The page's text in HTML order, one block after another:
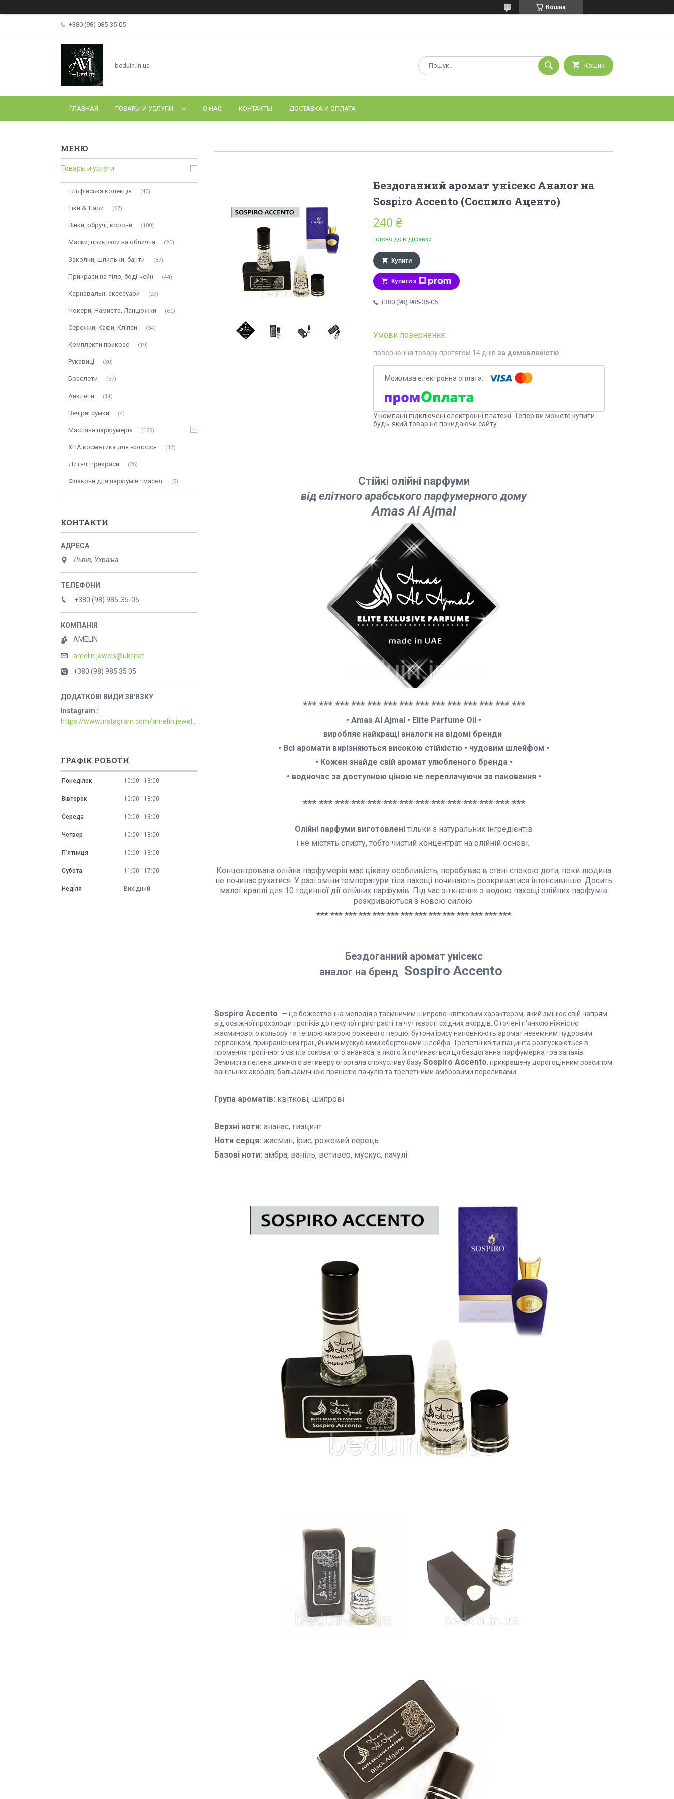
Кошик
+380 (98) 985-35-05
beduin.in.ua Кошик
ГЛАВНАЯ ТОВАРЫ И УСЛУГИ О НАС КОНТАКТЫ ДОСТАВКА И ОПЛАТА
Бездоганний аромат унісекс Аналог на
Sospiro Accento (Соспило Аценто)
240 ₴
Готово до відправки
Купити
Купити з
+380 (98) 985-35-05
повернення товару протягом 14 днів за домовленістю
У компанії підключені електронні платежі. Тепер ви можете купити
будь-який товар не покидаючи сайту.
Стійкі олійні парфуми
від елітного арабського парфумерного дому
Amas Al Ajmal
*** *** *** *** *** *** *** *** *** *** *** *** *** ***
• Amas Al Ajmal • Elite Parfume Oil •
виробляє найкращі аналоги на відомі бренди
• Всі аромати вирізняються високою стійкістю • чудовим шлейфом •
• Кожен знайде свій аромат улюбленого бренда •
• водночас за доступною ціною не переплачуючи за паковання •
*** *** *** *** *** *** *** *** *** *** *** *** *** ***
Олійні парфуми виготовлені тільки з натуральних інгредієнтів
і не містять спирту, тобто чистий концентрат на олійній основі.
Концентрована олійна парфумерія має цікаву особливість, перебуває в стані спокою доти, поки людина
не починає рухатися. У разі зміни температури тіла пахощі починають розкриватися інтенсивніше. Досить
малої краплі для 10 годинної дії олійних парфумів. Під час зіткнення з водою пахощі олійних парфумів
розкриваються з новою силою.
*** *** *** *** *** *** *** *** *** *** *** *** *** ***
Бездоганний аромат унісекс
аналог на бренд Sospiro Accento
Sospiro Accento
— це божественна мелодія з таємничим шипрово-квітковим характером, який змінює свій напрям
від освіжної прохолоди тропіків до пекучої пристрасті та чуттєвості східних акордів. Оточені п'янкою ніжністю
жасминового кольору та теплою хмарою рожевого перцю, бутони ірису наповнюють аромат неземним пудровим
серпанком, прикрашеним граційними мускусними обертонами шлейфа. Трепетні квіти гіацинта розпускаються в
променях тропічного світла соковитого ананаса, з якого й починається ця бездоганна парфумерна гра запахів.
Землиста пелена димного ветиверу огортала спокусливу базуSospiro Accento, прикрашену дорогоцінним розсипом
ванільних акордів, бальзамічною пряністю пачулів та трепетними амбровими переливами.
Група ароматів: квіткові, шипрові
Верхні ноти: ананас, гиацинт
Ноти серця: жасмин, ірис, рожевий перець
Базові ноти: амбра, ваніль, ветивер, мускус, пачулі
Товары и услуги
Ельфійська колекція 40
Тіки & Тіари 67
Вінки, обручі, корони 100
Маски, прикраси на обличчя 20
Заколки, шпильки, банти 87
Прикраси на тіло, боді-чейн 44
Карнавальні аксесуари 29
Чокери, Намиста, Ланцюжки 60
Сережки, Кафи, Кліпси 34
Комплекти прикрас 19
Рукавиці 30
Браслети 37
Анклети 11
Вечірні сумки 4
Масляна парфумерія 139
ХНА косметика для волосся 12
Дитячі прикраси 26
Флакони для парфумів і масел 5
КОНТАКТИ
Львів, Україна
+380 (98) 985-35-05
AMELIN
amelin.jewels@ukr.net
+380 (98) 985 35 05
Instagram
https://www.instagram.com/amelin.jewellery/
ГРАФІК РОБОТИ
Понеділок 10:00 18:00
Вівторок 10:00 18:00
Середа 10:00 18:00
Четвер 10:00 18:00
Пʼятниця 10:00 18:00
Субота 11:00 17:00
Неділя Вихідний